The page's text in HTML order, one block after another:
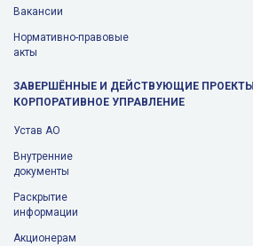
Вакансии
Нормативно-правовые
акты
ЗАВЕРШЁННЫЕ И ДЕЙСТВУЮЩИЕ ПРОЕКТЫ
КОРПОРАТИВНОЕ УПРАВЛЕНИЕ
Устав АО
Внутренние
документы
Раскрытие
информации
Aкционерам